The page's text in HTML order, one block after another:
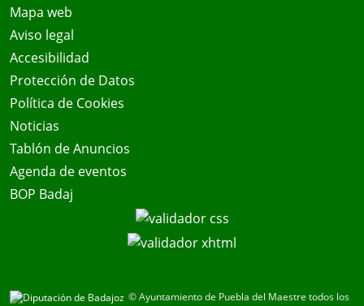
Mapa web
Aviso legal
Accesibilidad
Protección de Datos
Política de Cookies
Noticias
Tablón de Anuncios
Agenda de eventos
BOP Badaj
© Ayuntamiento de Puebla del Maestre todos los